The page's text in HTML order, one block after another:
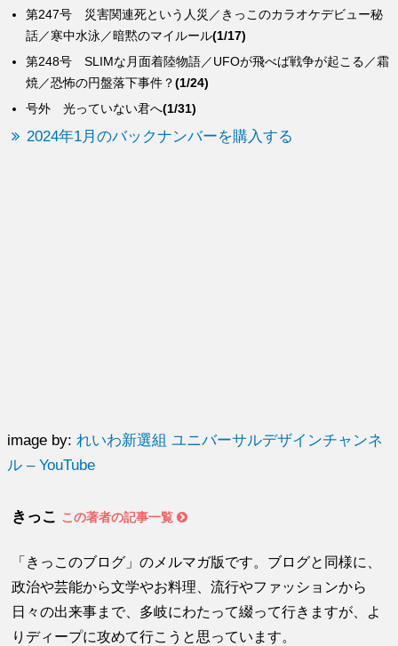
号外 光っていない君へ(1/31)
第248号 SLIMな月面着陸物語／UFOが飛べば戦争が起こる／霜
焼／恐怖の円盤落下事件？(1/24)
第247号 災害関連死という人災／きっこのカラオケデビュー秘
話／寒中水泳／暗黙のマイルール(1/17)
2024年1月のバックナンバーを購入する
image by:れいわ新選組 ユニバーサルデザインチャンネ
ル – YouTube
きっこ この著者の記事一覧
「きっこのブログ」のメルマガ版です。ブログと同様に、
政治や芸能から文学やお料理、流行やファッションから
日々の出来事まで、多岐にわたって綴って行きますが、よ
りディープに攻めて行こうと思っています。